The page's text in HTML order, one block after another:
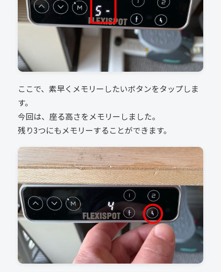
ここで、素早くメモリーしたいボタンをタップしま
す。
今回は、座る高さをメモリーしました。
残り3つにもメモリーすることができます。